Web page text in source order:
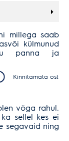
millega saab
külmunud
panna ja
ka väga
talvel grillida
Kinnitamata ost
vöga rahul.
sellel kes ei
segavaid ning